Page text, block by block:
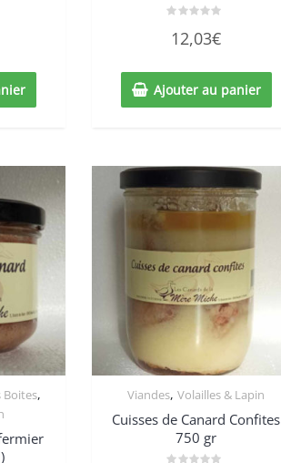
0
sur
12,03€
Ajouter au panier
Boites, Viandes,Volailles & Lapin
Cuisses de Canard Confites
750 gr